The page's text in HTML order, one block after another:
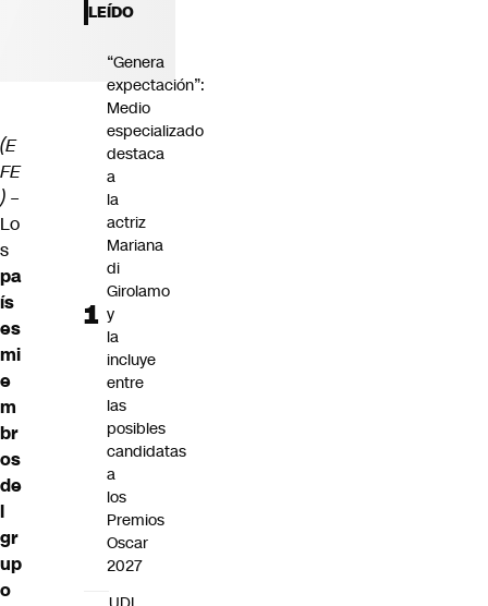
(E
FE
) –
Lo
s
pa
ís
es
mi
e
m
br
os
de
l
gr
up
o
LEÍDO
“Genera
expectación”:
Medio
especializado
destaca
a
la
actriz
Mariana
di
Girolamo
y
la
incluye
entre
las
posibles
candidatas
a
los
Premios
Oscar
2027